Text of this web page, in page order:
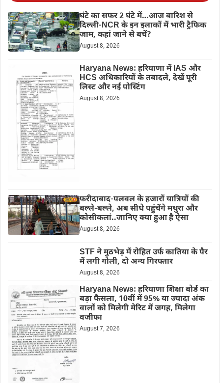
घंटे का सफर 2 घंटे में…आज बारिश से
दिल्ली-NCR के इन इलाकों में भारी ट्रैफिक
जाम, कहां जाने से बचें?
August 8, 2026
Haryana News: हरियाणा में IAS और
HCS अधिकारियों के तबादले, देखें पूरी
लिस्ट और नई पोस्टिंग
August 8, 2026
फरीदाबाद-पलवल के हजारों यात्रियों की
बल्ले-बल्ले, अब सीधे पहुंचेंगे मथुरा और
कोसीकलां..जानिए क्या हुआ है ऐसा
August 8, 2026
STF ने मुठभेड़ में रोहित उर्फ कातिया के पैर
में लगी गोली, दो अन्य गिरफ्तार
August 8, 2026
Haryana News: हरियाणा शिक्षा बोर्ड का
बड़ा फैसला, 10वीं में 95% या ज्यादा अंक
वालों को मिलेगी मेरिट में जगह, मिलेगा
वजीफा
August 7, 2026